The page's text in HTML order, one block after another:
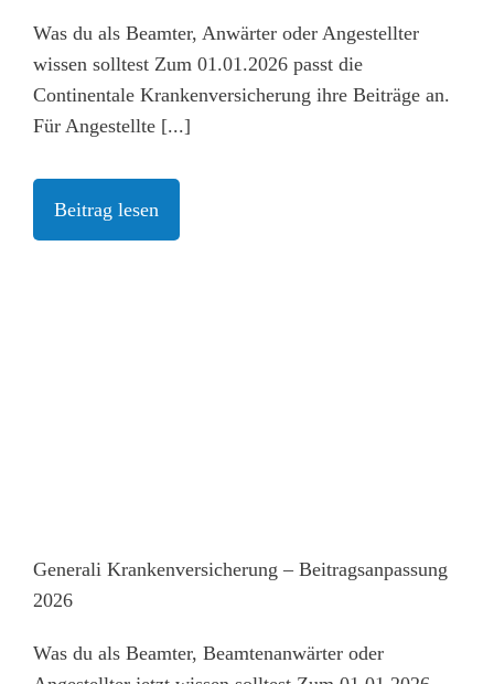
Was du als Beamter, Anwärter oder Angestellter
wissen solltest Zum 01.01.2026 passt die
Continentale Krankenversicherung ihre Beiträge an.
Für Angestellte [...]
Beitrag lesen
Generali Krankenversicherung – Beitragsanpassung
2026
Was du als Beamter, Beamtenanwärter oder